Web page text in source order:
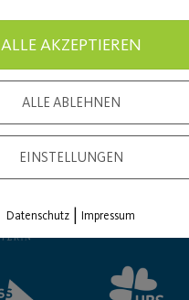
ALLE AKZEPTIEREN
ALLE ABLEHNEN
EINSTELLUNGEN
Datenschutz |Impressum